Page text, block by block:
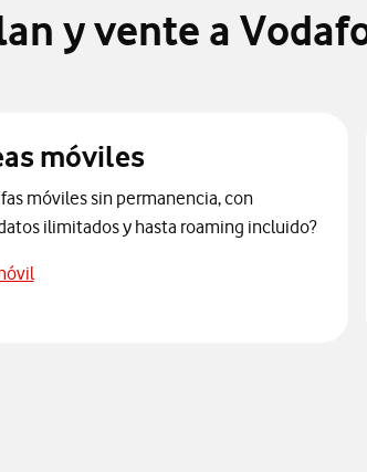
y vente a
móviles
móviles sin permanencia, con
ilimitados y hasta roaming incluido?
Accede a ofertas de tarifas móviles